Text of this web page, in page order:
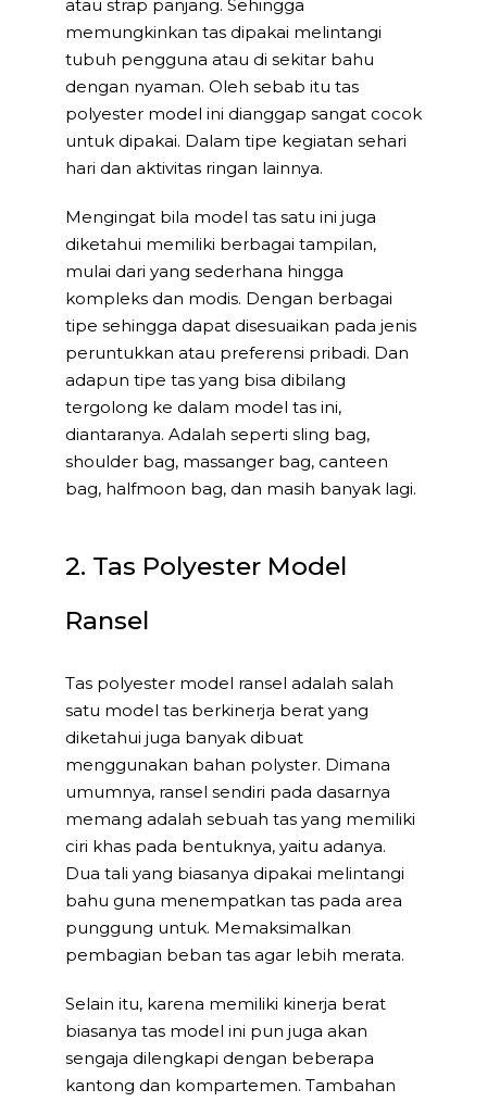
atau strap panjang. Sehingga
memungkinkan tas dipakai melintangi
tubuh pengguna atau di sekitar bahu
dengan nyaman. Oleh sebab itu tas
polyester model ini dianggap sangat cocok
untuk dipakai. Dalam tipe kegiatan sehari
hari dan aktivitas ringan lainnya.
Mengingat bila model tas satu ini juga
diketahui memiliki berbagai tampilan,
mulai dari yang sederhana hingga
kompleks dan modis. Dengan berbagai
tipe sehingga dapat disesuaikan pada jenis
peruntukkan atau preferensi pribadi. Dan
adapun tipe tas yang bisa dibilang
tergolong ke dalam model tas ini,
diantaranya. Adalah seperti sling bag,
shoulder bag, massanger bag, canteen
bag, halfmoon bag, dan masih banyak lagi.
2. Tas Polyester Model
Ransel
Tas polyester model ransel adalah salah
satu model tas berkinerja berat yang
diketahui juga banyak dibuat
menggunakan bahan polyster. Dimana
umumnya, ransel sendiri pada dasarnya
memang adalah sebuah tas yang memiliki
ciri khas pada bentuknya, yaitu adanya.
Dua tali yang biasanya dipakai melintangi
bahu guna menempatkan tas pada area
punggung untuk. Memaksimalkan
pembagian beban tas agar lebih merata.
Selain itu, karena memiliki kinerja berat
biasanya tas model ini pun juga akan
sengaja dilengkapi dengan beberapa
kantong dan kompartemen. Tambahan